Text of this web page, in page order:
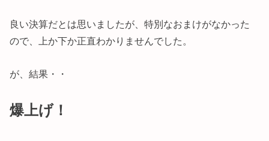
良い決算だとは思いましたが、特別なおまけがなかった
ので、上か下か正直わかりませんでした。
が、結果・・
爆上げ！